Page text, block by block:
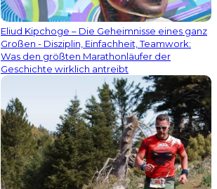
Eliud Kipchoge – Die Geheimnisse eines ganz
Großen - Disziplin, Einfachheit, Teamwork:
Was den größten Marathonläufer der
Geschichte wirklich antreibt